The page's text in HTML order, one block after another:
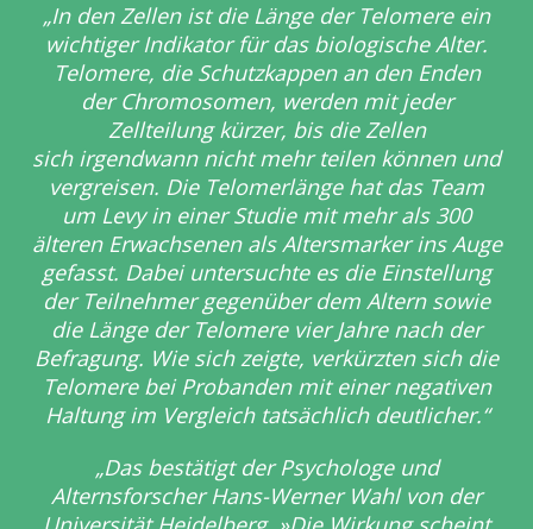
„In den Zellen ist die Länge der Telomere ein
wichtiger Indikator für das biologische Alter.
Telomere, die Schutzkappen an den Enden
derChromosomen, werden mit jeder
Zellteilung kürzer, bis die Zellen
sich irgendwann nicht mehr teilen können und
vergreisen. Die Telomerlänge hatdas Team
um Levy in einer Studie mit mehr als 300
älteren Erwachsenen alsAltersmarker ins Auge
gefasst. Dabei untersuchte es die Einstellung
der Teilnehmer gegenüber dem Altern sowie
die Länge der Telomere vier Jahre nach der
Befragung. Wie sich zeigte, verkürzten sich die
Telomere bei Probanden mit einer negativen
Haltung im Vergleich tatsächlich deutlicher.“
„Das bestätigt der Psychologe und
Alternsforscher Hans-Werner Wahl von der